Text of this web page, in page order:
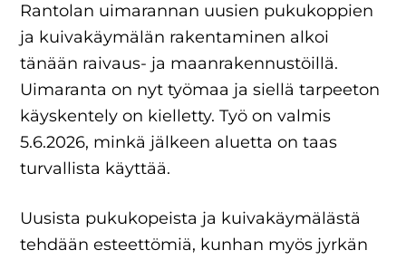
Rantolan uimarannan uusien pukukoppien
ja kuivakäymälän rakentaminen alkoi
tänään raivaus- ja maanrakennustöillä.
Uimaranta on nyt työmaa ja siellä tarpeeton
käyskentely on kielletty. Työ on valmis
5.6.2026, minkä jälkeen aluetta on taas
turvallista käyttää.
Uusista pukukopeista ja kuivakäymälästä
tehdään esteettömiä, kunhan myös jyrkän